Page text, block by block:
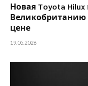
Новая Toyota
Великобританию
цене
19.05.2026